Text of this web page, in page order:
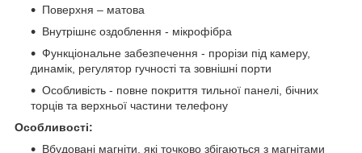
Поверхня – матова
Внутрішнє оздоблення - мікрофібра
Функціональне забезпечення - прорізи під камеру,
динамік, регулятор гучності та зовнішні порти
Особливість - повне покриття тильної панелі, бічних
торців та верхньої частини телефону
Особливості:
Вбудовані магніти, які точково збігаються з магнітами